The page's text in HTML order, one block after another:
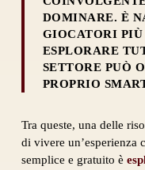
DOMINARE. È
GIOCATORI PIÙ
ESPLORARE
SETTORE PUÒ
PROPRIO
Tra queste, una delle
di vivere un’esperienza
semplice e gratuito è